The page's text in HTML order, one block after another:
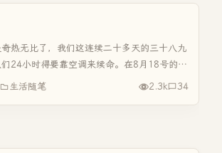
热无比了，我们这连续二十多天的三十八九
24小时得要靠空调来续命。在8月18号的时
天热并回忆了《童年的夏！》其中讲到了冰
生活随笔 2.3k 34